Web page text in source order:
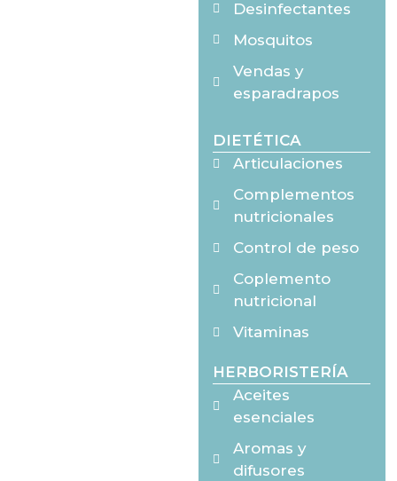
Desinfectantes
Mosquitos
Vendas y
esparadrapos
DIETÉTICA
Articulaciones
Complementos
nutricionales
Control de peso
Coplemento
nutricional
Vitaminas
HERBORISTERÍA
Aceites
esenciales
Aromas y
difusores